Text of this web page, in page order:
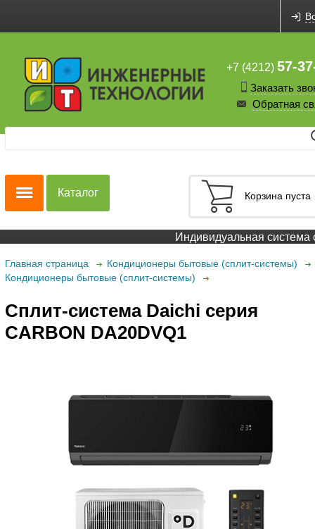
+7 (4212) 57-
Заказать
Обратная
Корзина пуста
Каталог
Индивидуальная система
Главная страница
Кондиционеры бытовые (сплит-системы)
Кондиционеры бытовые (сплит-системы)
Сплит-система Daichi серия
CARBON DA20DVQ1